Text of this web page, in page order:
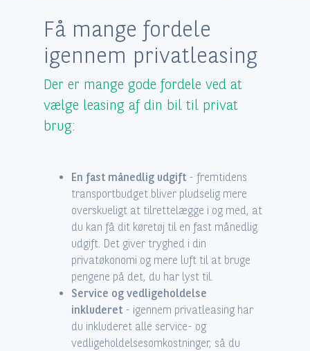
Få mange fordele
igennem privatleasing
Der er mange gode fordele ved at
vælge leasing af din bil til privat
brug:
En fast månedlig udgift - fremtidens
transportbudget bliver pludselig mere
overskueligt at tilrettelægge i og med, at
du kan få dit køretøj til en fast månedlig
udgift. Det giver tryghed i din
privatøkonomi og mere luft til at bruge
pengene på det, du har lyst til.
Service og vedligeholdelse
inkluderet - igennem privatleasing har
du inkluderet alle service- og
vedligeholdelsesomkostninger, så du